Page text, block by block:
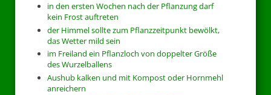
in den ersten Wochen nach der Pflanzung darf
kein Frost auftreten
der Himmel sollte zum Pflanzzeitpunkt bewölkt,
das Wetter mild sein
im Freiland ein Pflanzloch von doppelter Größe
des Wurzelballens
Aushub kalken und mit Kompost oder Hornmehl
anreichern